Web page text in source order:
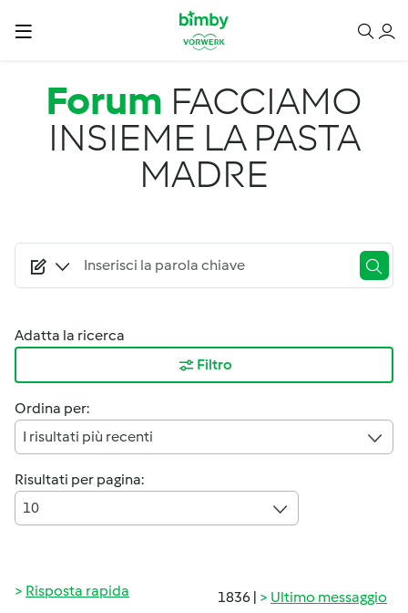
Salta al contenuto principale
Forum FACCIAMO
INSIEME LA PASTA
MADRE
Adatta la ricerca
Filtro
Ordina per:
I risultati più recenti
Risultati per pagina:
10
1836 | Ultimo messaggio
Risposta rapida